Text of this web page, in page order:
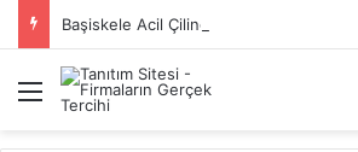
Başiskele Acil Çilingir Hizmeti İçin
Menü